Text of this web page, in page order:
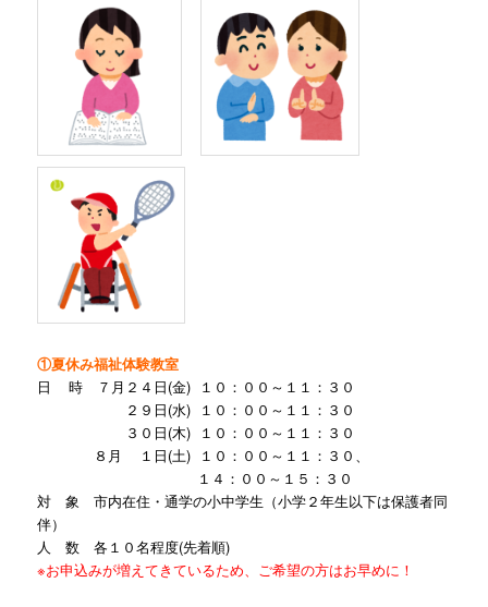
①夏休み福祉体験教室
日 時 ７月２４日(金) １０：００～１１：３０
２９日(水) １０：００～１１：３０
３０日(木) １０：００～１１：３０
８月 １日(土) １０：００～１１：３０、
１４：００～１５：３０
対 象 市内在住・通学の小中学生（小学２年生以下は保護者同
伴）
人 数 各１０名程度(先着順)
※お申込みが増えてきているため、ご希望の方はお早めに！